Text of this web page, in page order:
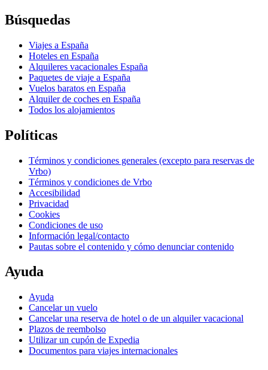
Búsquedas
Viajes a España
Hoteles en España
Alquileres vacacionales España
Paquetes de viaje a España
Vuelos baratos en España
Alquiler de coches en España
Todos los alojamientos
Políticas
Términos y condiciones generales (excepto para reservas de
Vrbo)
Términos y condiciones de Vrbo
Accesibilidad
Privacidad
Cookies
Condiciones de uso
Información legal/contacto
Pautas sobre el contenido y cómo denunciar contenido
Ayuda
Ayuda
Cancelar un vuelo
Cancelar una reserva de hotel o de un alquiler vacacional
Plazos de reembolso
Utilizar un cupón de Expedia
Documentos para viajes internacionales